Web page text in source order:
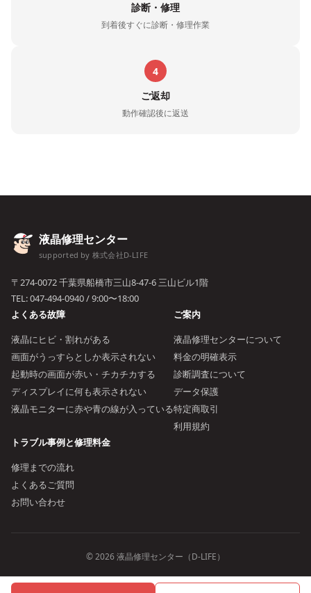
診断・修理
到着後すぐに診断・修理作業
4
ご返却
動作確認後に返送
液晶修理センター
supported by 株式会社D-LIFE
〒274-0072 千葉県船橋市三山8-47-6 三山ビル1階
TEL:047-494-0940/ 9:00〜18:00
よくある故障
液晶にヒビ・割れがある
画面がうっすらとしか表示されない
起動時の画面が赤い・チカチカする
ディスプレイに何も表示されない
液晶モニターに赤や青の線が入っている
ご案内
液晶修理センターについて
料金の明確表示
診断調査について
データ保護
特定商取引
利用規約
トラブル事例と修理料金
修理までの流れ
よくあるご質問
お問い合わせ
© 2026 液晶修理センター（D-LIFE）